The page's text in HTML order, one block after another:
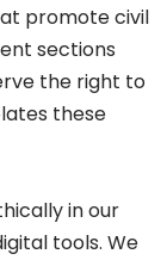
promote civil
sections
the right to
these
in our
tools. We